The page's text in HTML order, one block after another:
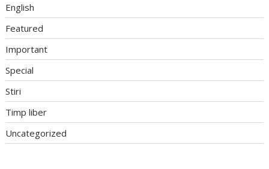
English
Featured
Important
Special
Stiri
Timp liber
Uncategorized